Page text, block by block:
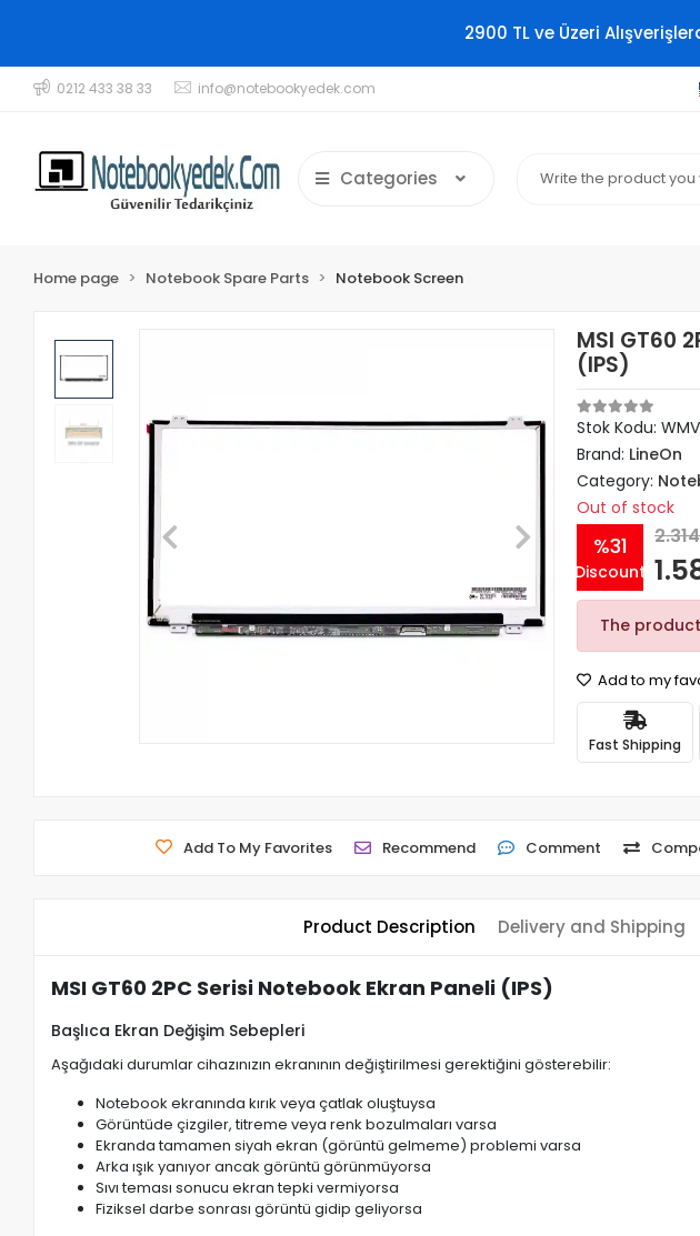
2900 TL ve Üzeri
0212 433 38 33 info@notebookyedek.com
Categories
Home page Notebook Spare Parts Notebook Screen
MSI GT60
(IPS)
Stok Kodu:
Brand: LineOn
Category:
Out of stock
%31
Discount
The
Add to my
Fast Shipping
Add To My Favorites Recommend Comment
Product Description Delivery and Shipping
MSI GT60 2PC Serisi Notebook Ekran Paneli (IPS)
Başlıca Ekran Değişim Sebepleri
Aşağıdaki durumlar cihazınızın ekranının değiştirilmesi gerektiğini gösterebilir:
Notebook ekranında kırık veya çatlak oluştuysa
Görüntüde çizgiler, titreme veya renk bozulmaları varsa
Ekranda tamamen siyah ekran (görüntü gelmeme) problemi varsa
Arka ışık yanıyor ancak görüntü görünmüyorsa
Sıvı teması sonucu ekran tepki vermiyorsa
Fiziksel darbe sonrası görüntü gidip geliyorsa